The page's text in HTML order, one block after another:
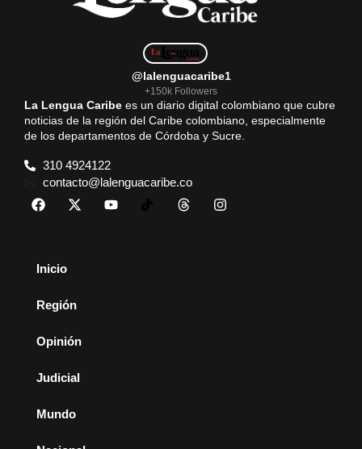
@lalenguacaribe1
+150k Followers
La Lengua Caribe es un diario digital colombiano que cubre
noticias de la región del Caribe colombiano, especialmente
de los departamentos de Córdoba y Sucre.
310 4924122
contacto@lalenguacaribe.co
Inicio
Región
Opinión
Judicial
Mundo